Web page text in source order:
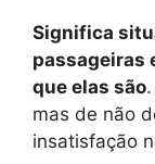
Significa
passageiras
que elas são
mas de não
insatisfação